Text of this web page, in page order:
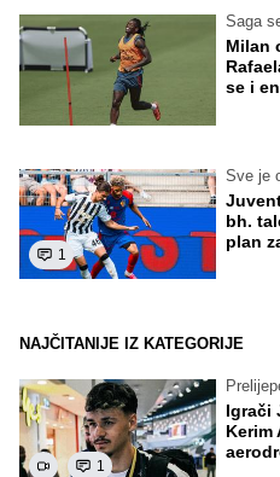
Saga
Milan
se i
1
Sve je
bh.
plan
NAJČITANIJE IZ KATEGORIJE
1
Igrači
Kerim